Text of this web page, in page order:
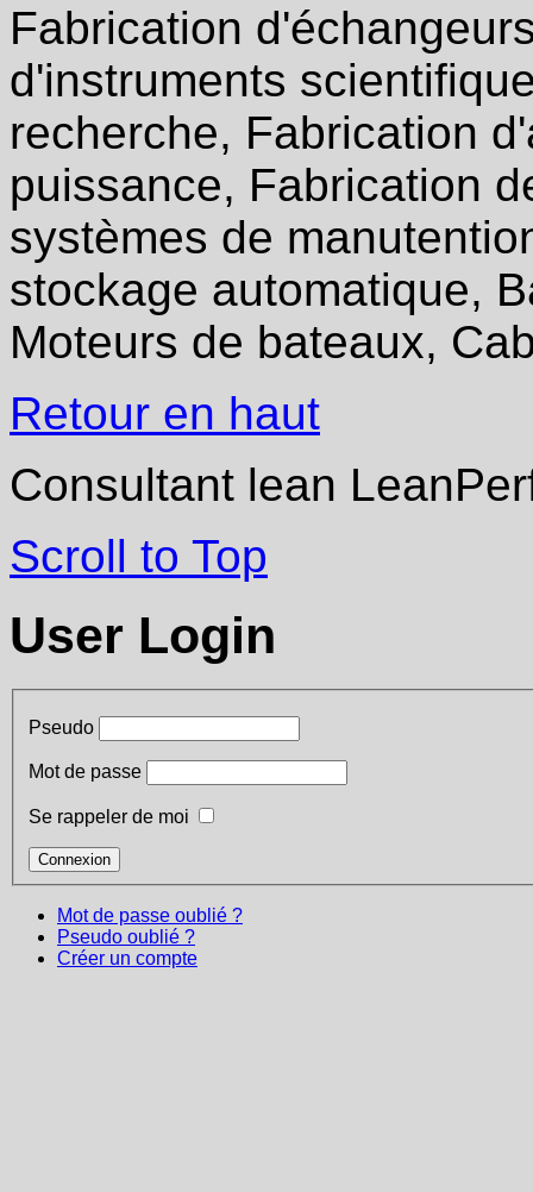
Fabrication
d'instruments
recherche, Fabrication
puissance, Fabrication
systèmes de
stockage automatique,
Moteurs de bateaux,
Retour en haut
Consultant lean
Scroll to Top
User Login
Pseudo
Mot de passe
Se rappeler de moi
Mot de passe oublié ?
Pseudo oublié ?
Créer un compte